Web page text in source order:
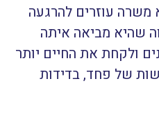
משרה עוזרים להרגעה
שהיא מביאה איתה
ולקחת את החיים יותר
של פחד, בדידות